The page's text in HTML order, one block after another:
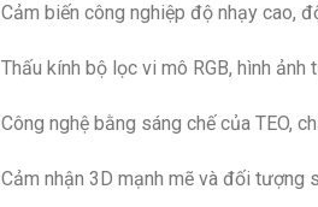
Cảm biến công nghiệp độ nhạy cao,
Thấu kính bộ lọc vi mô RGB, hình ảnh
Công nghệ bằng sáng chế của TEO,
Cảm nhận 3D mạnh mẽ và đối tượng